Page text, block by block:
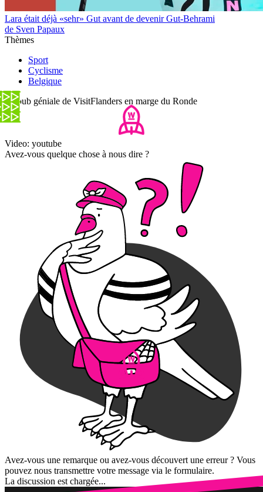
Lara était déjà «sehr» Gut avant de devenir Gut-Behrami
de Sven Papaux
Thèmes
Sport
Cyclisme
Belgique
La pub géniale de VisitFlanders en marge du Ronde
Video: youtube
Avez-vous quelque chose à nous dire ?
Avez-vous une remarque ou avez-vous découvert une erreur ? Vous
pouvez nous transmettre votre message via le formulaire.
La discussion est chargée...